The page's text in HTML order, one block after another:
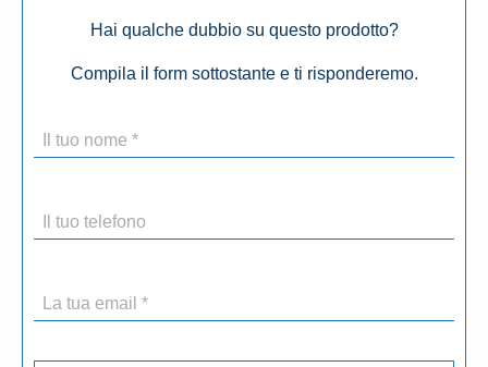
Hai qualche dubbio su questo prodotto?
Compila il form sottostante e ti risponderemo.